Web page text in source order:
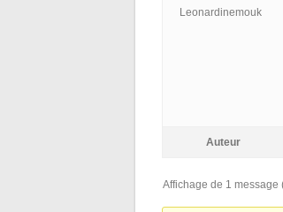
Leonardinemouk
Auteur
Affichage de 1 message